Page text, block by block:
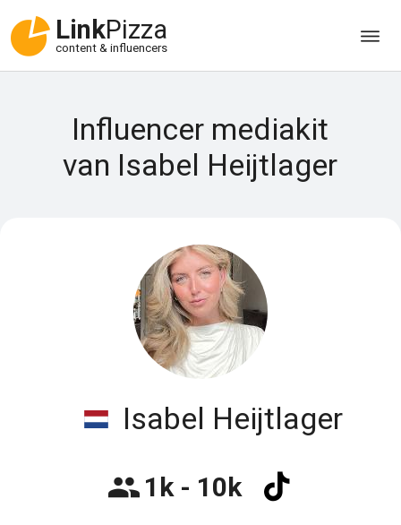
LinkPizza
content & influencers
Influencer mediakit
van Isabel Heijtlager
Isabel Heijtlager
1k - 10k